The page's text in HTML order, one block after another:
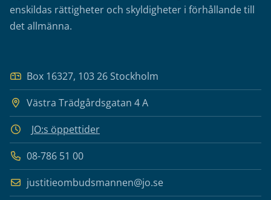
enskildas rättigheter och skyldigheter i förhållande till
det allmänna.
Box 16327, 103 26 Stockholm
Västra Trädgårdsgatan 4 A
JO:s öppettider
08-786 51 00
justitieombudsmannen@jo.se